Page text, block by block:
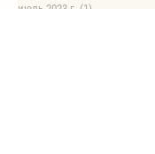
июль 2023 г. (1)